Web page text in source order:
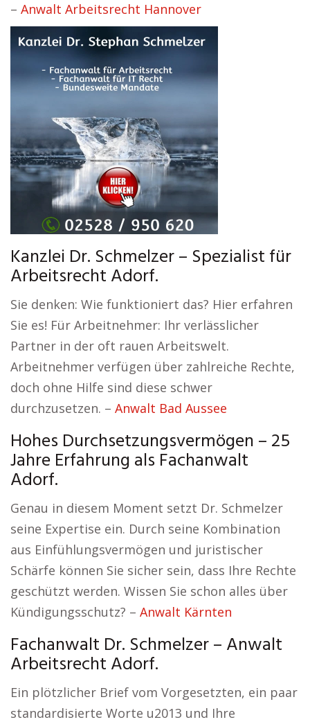
– Anwalt Arbeitsrecht Hannover
Kanzlei Dr. Schmelzer – Spezialist für
Arbeitsrecht Adorf.
Sie denken: Wie funktioniert das? Hier erfahren
Sie es! Für Arbeitnehmer: Ihr verlässlicher
Partner in der oft rauen Arbeitswelt.
Arbeitnehmer verfügen über zahlreiche Rechte,
doch ohne Hilfe sind diese schwer
durchzusetzen. – Anwalt Bad Aussee
Hohes Durchsetzungsvermögen – 25
Jahre Erfahrung als Fachanwalt
Adorf.
Genau in diesem Moment setzt Dr. Schmelzer
seine Expertise ein. Durch seine Kombination
aus Einfühlungsvermögen und juristischer
Schärfe können Sie sicher sein, dass Ihre Rechte
geschützt werden. Wissen Sie schon alles über
Kündigungsschutz? – Anwalt Kärnten
Fachanwalt Dr. Schmelzer – Anwalt
Arbeitsrecht Adorf.
Ein plötzlicher Brief vom Vorgesetzten, ein paar
standardisierte Worte u2013 und Ihre